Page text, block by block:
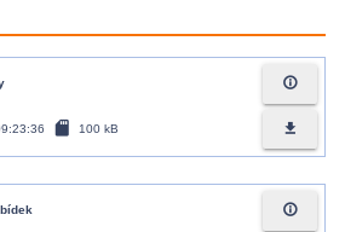
sd_card 100 kB
info_outline
file_download
info_outline